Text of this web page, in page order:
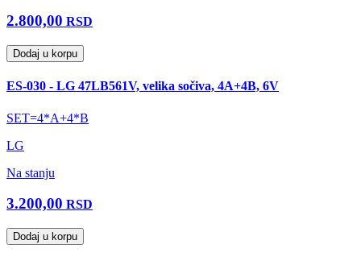
2.800,00 RSD
Dodaj u korpu
ES-030 - LG 47LB561V, velika sočiva, 4A+4B, 6V
SET=4*A+4*B
LG
Na stanju
3.200,00 RSD
Dodaj u korpu